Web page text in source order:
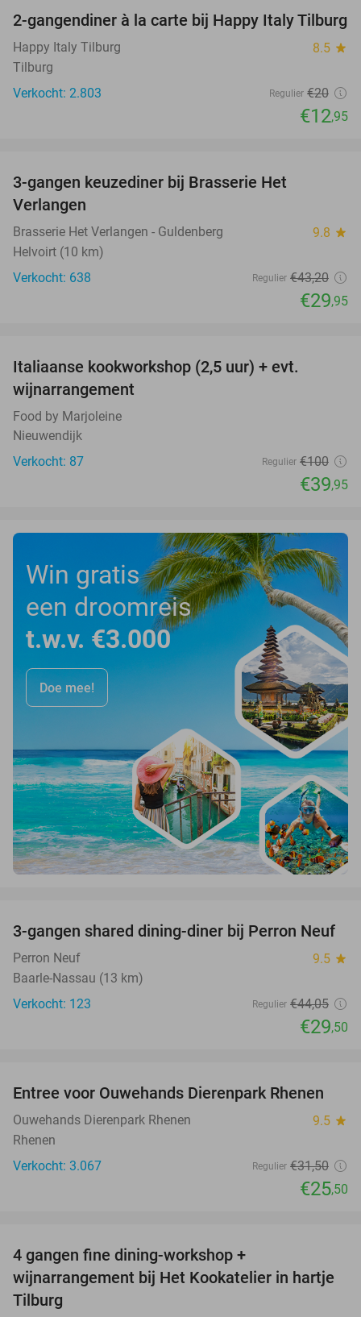
35%
2-gangendiner à la carte bij Happy Italy Tilburg
Happy Italy Tilburg 8.5 star
Tilburg
Verkocht: 2.803
Regulier €20
€12,95
3-gangen keuzediner bij Brasserie Het
Verlangen
Brasserie Het Verlangen - Guldenberg 9.8 star
Helvoirt (10 km)
Verkocht: 638
Regulier €43,20
€29,95
Italiaanse kookworkshop (2,5 uur) + evt.
wijnarrangement
Food by Marjoleine
Nieuwendijk
Verkocht: 87
Regulier €100
€39,95
Win gratis
een droomreis
t.w.v. €3.000
Doe mee!
33%
3-gangen shared dining-diner bij Perron Neuf
Perron Neuf 9.5 star
Baarle-Nassau (13 km)
Verkocht: 123
Regulier €44,05
€29,50
19%
Entree voor Ouwehands Dierenpark Rhenen
Ouwehands Dierenpark Rhenen 9.5 star
Rhenen
Verkocht: 3.067
Regulier €31,50
€25,50
4 gangen fine dining-workshop +
wijnarrangement bij Het Kookatelier in hartje
Tilburg